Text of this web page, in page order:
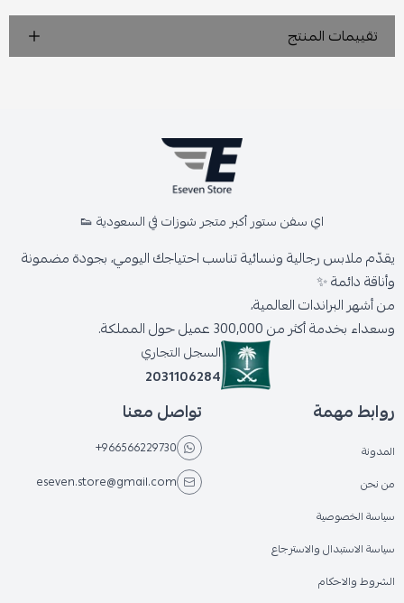
تقييمات المنتج
اي سفن ستور أكبر متجر شوزات في السعودية 👟
يقدّم ملابس رجالية ونسائية تناسب احتياجك اليومي، بجودة مضمونة
وأناقة دائمة ✨
من أشهر البراندات العالمية،
وسعداء بخدمة أكثر من 300,000 عميل حول المملكة.
السجل التجاري
2031106284
روابط مهمة
المدونة
من نحن
سياسة الخصوصية
سياسة الاستبدال والاسترجاع
الشروط والاحكام
تواصل معنا
+966566229730
eseven.store@gmail.com